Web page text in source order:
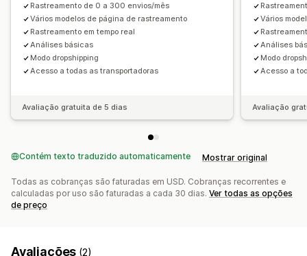
Rastreamento de 0 a 300 envios/mês
Vários modelos de página de rastreamento
Rastreamento em tempo real
Análises básicas
Modo dropshipping
Acesso a todas as transportadoras
Avaliação gratuita de 5 dias
Vários
Análises
Modo
Acesso a
Avaliação
Contém texto traduzido automaticamente Mostrar original
Todas as cobranças são faturadas em USD. Cobranças recorrentes e
calculadas por uso são faturadas a cada 30 dias. Ver todas as opções
de preço
Avaliações (2)